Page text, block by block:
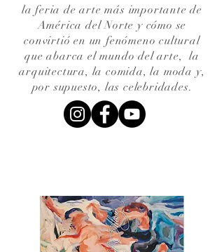
la feria de arte más importante de
América del Norte y cómo se
convirtió en un fenómeno cultural
que abarca el mundo del arte,la
arquitectura, la comida, la moda y,
por supuesto, las celebridades.